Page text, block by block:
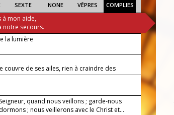
SEXTE NONE VÊPRES COMPLIES
à mon aide,
notre secours.
la lumière
couvre de ses ailes, rien à craindre des
nuit.
quand nous veillons ; garde-nous
; nous veillerons avec le Christ et...